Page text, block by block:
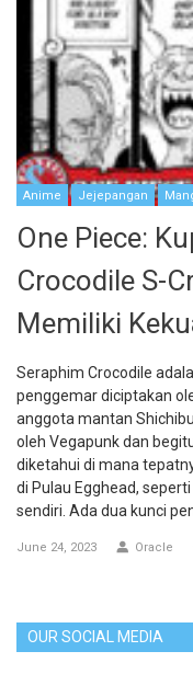
Anime Jejepangan
One Piece:
Crocodile S-
Memiliki
Seraphim Crocodile
penggemar diciptakan
anggota mantan
oleh Vegapunk dan
diketahui di mana
di Pulau Egghead,
sendiri. Ada dua kunci
June 24, 2023 Oracle
OUR SOCIAL MEDIA